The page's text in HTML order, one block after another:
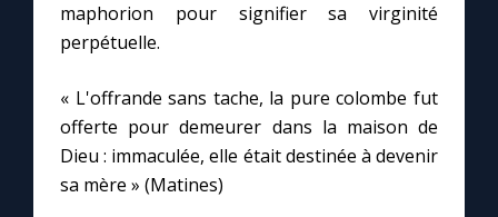
maphorion pour signifier sa virginité
perpétuelle.
« L'offrande sans tache, la pure colombe fut
offerte pour demeurer dans la maison de
Dieu : immaculée, elle était destinée à devenir
sa mère » (Matines)